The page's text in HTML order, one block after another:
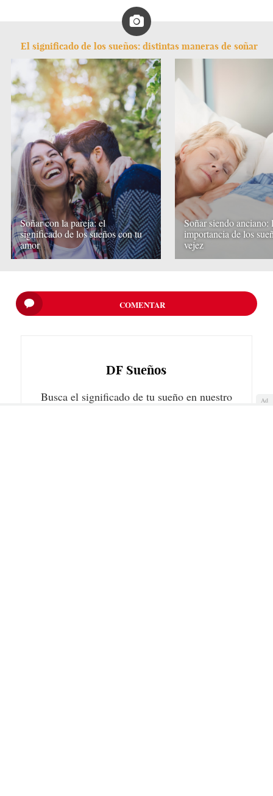
El significado de los sueños: distintas maneras de soñar
Soñar con la pareja: el
significado de los sueños con tu
amor
Soñar siendo anciano:
importancia de los
vejez
COMENTAR
DF Sueños
Busca el significado de tu sueño en nuestro
Ad